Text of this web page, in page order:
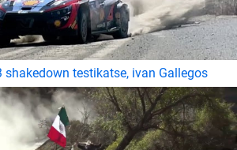
shakedown testikatse, ivan Gallegos